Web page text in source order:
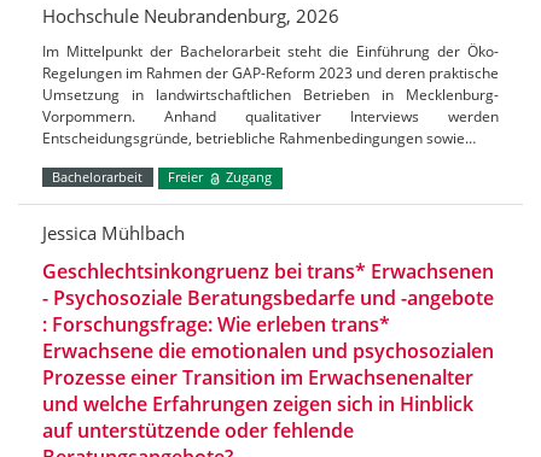
Hochschule Neubrandenburg, 2026
Im Mittelpunkt der Bachelorarbeit steht die Einführung der Öko-
Regelungen im Rahmen der GAP-Reform 2023 und deren praktische
Umsetzung in landwirtschaftlichen Betrieben in Mecklenburg-
Vorpommern. Anhand qualitativer Interviews werden
Entscheidungsgründe, betriebliche Rahmenbedingungen sowie…
Bachelorarbeit Freier Zugang
Jessica Mühlbach
Geschlechtsinkongruenz bei trans* Erwachsenen
- Psychosoziale Beratungsbedarfe und -angebote
: Forschungsfrage: Wie erleben trans*
Erwachsene die emotionalen und psychosozialen
Prozesse einer Transition im Erwachsenenalter
und welche Erfahrungen zeigen sich in Hinblick
auf unterstützende oder fehlende